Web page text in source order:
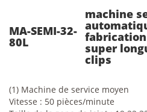
MA-SEMI-32-
80L
machine
super
clips
(1) Machine de service moyen
Vitesse : 50 pièces/minute